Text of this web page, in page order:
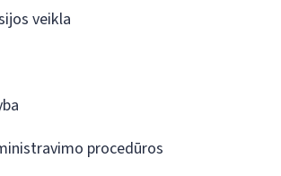
veikla
procedūros